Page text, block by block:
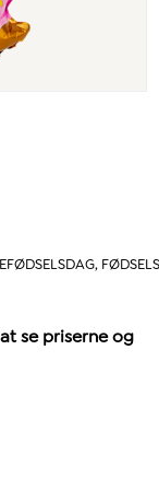
se priserne og